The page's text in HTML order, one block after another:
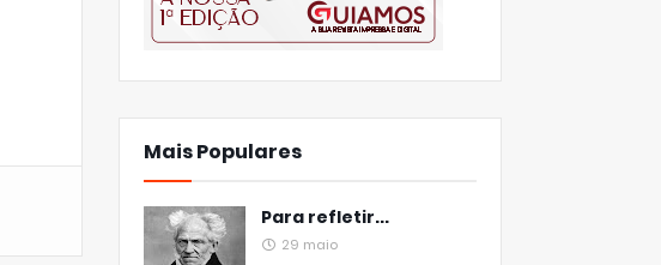
Mais Populares
Para refletir...
29 maio